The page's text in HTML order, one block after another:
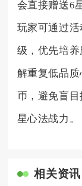
会直接赠送6
玩家可通过
级，优先培
解重复低品
币，避免盲
星心法战力。
相关资讯